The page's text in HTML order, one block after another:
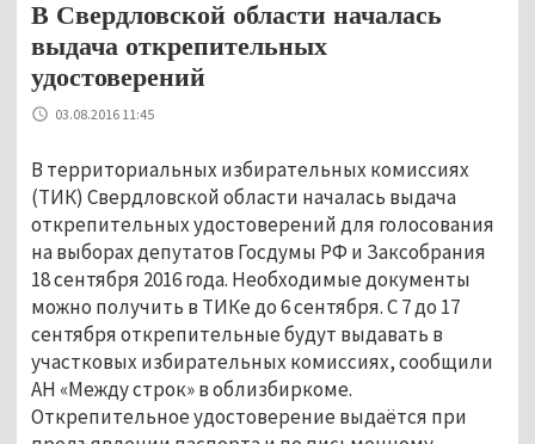
В Свердловской области началась
выдача открепительных
удостоверений
03.08.2016 11:45
В территориальных избирательных комиссиях
(ТИК) Свердловской области началась выдача
открепительных удостоверений для голосования
на выборах депутатов Госдумы РФ и Заксобрания
18 сентября 2016 года. Необходимые документы
можно получить в ТИКе до 6 сентября. С 7 до 17
сентября открепительные будут выдавать в
участковых избирательных комиссиях, сообщили
АН «Между строк» в облизбиркоме.
Открепительное удостоверение выдаётся при